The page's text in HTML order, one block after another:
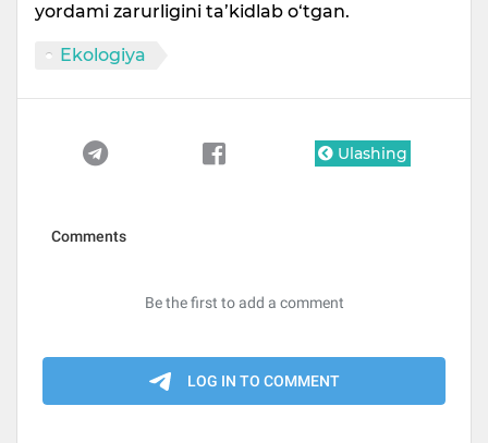
yordami zarurligini ta’kidlab o‘tgan.
Ekologiya
Ulashing